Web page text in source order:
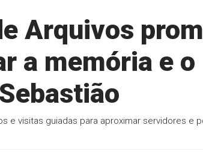
Arquivos
a memória e o
e visitas guiadas para aproximar servidores e